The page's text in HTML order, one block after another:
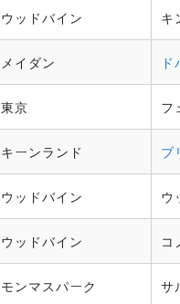
ウッドバイン キ
メイダン
東京 フ
キーンランド ブ
ウッドバイン ウ
ウッドバイン コ
モンマスパーク サ